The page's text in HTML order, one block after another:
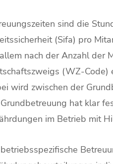
sind die
(Sifa) pro
nach der Anzahl der
(WZ-Code)
wird zwischen der
hat klar
im Betrieb mit